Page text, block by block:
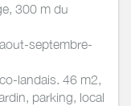
300 m du
septembre-
landais. 46 m2,
parking, local